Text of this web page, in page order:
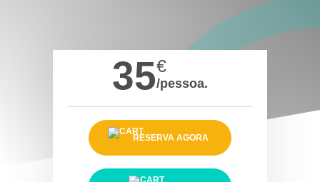
35€
/pessoa.
RESERVA AGORA